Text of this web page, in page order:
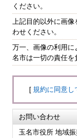
ください。
上記目的以外に画
わせください。
万一、画像の利用に
名市は一切の責任を
[ 規約に同意し
お問い合わせ
玉名市役所 地域